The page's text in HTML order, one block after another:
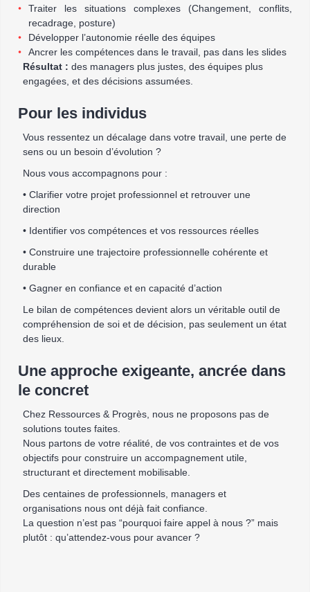
Traiter les situations complexes (Changement, conflits,
recadrage, posture)
Développer l’autonomie réelle des équipes
Ancrer les compétences dans le travail, pas dans les slides
Résultat : des managers plus justes, des équipes plus
engagées, et des décisions assumées.
Pour les individus
Vous ressentez un décalage dans votre travail, une perte de
sens ou un besoin d’évolution ?
Nous vous accompagnons pour :
• Clarifier votre projet professionnel et retrouver une
direction
• Identifier vos compétences et vos ressources réelles
• Construire une trajectoire professionnelle cohérente et
durable
• Gagner en confiance et en capacité d’action
Le bilan de compétences devient alors un véritable outil de
compréhension de soi et de décision, pas seulement un état
des lieux.
Une approche exigeante, ancrée dans
le concret
Chez Ressources & Progrès, nous ne proposons pas de
solutions toutes faites.
Nous partons de votre réalité, de vos contraintes et de vos
objectifs pour construire un accompagnement utile,
structurant et directement mobilisable.
Des centaines de professionnels, managers et
organisations nous ont déjà fait confiance.
La question n’est pas “pourquoi faire appel à nous ?” mais
plutôt : qu’attendez-vous pour avancer ?